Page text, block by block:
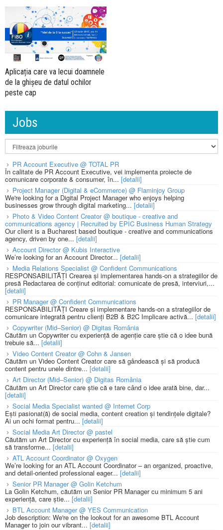
Aplicația care va lecui doamnele
de la ghișeu de datul ochilor
peste cap
Jobs
PR Account Executive @ TOTAL PR
În calitate de PR Account Executive, vei implementa proiecte de
comunicare corporate & consumer, în... [detalii]
Project Manager (Digital & eCommerce) @ Flaminjoy Group
We're looking for a Digital Project Manager who enjoys helping
businesses grow through digital marketing... [detalii]
Photo & Video Content Creator @ boutique - creative and
communications agency | Recruited by EPIC Business Human Strategy
Our client is a Bucharest based boutique - creative and communications
agency, driven by one... [detalii]
Account Director @ Kubis Interactive
We’re looking for an Account Director... [detalii]
Media Relations Specialist @ Confident Communications
RESPONSABILITĂȚI Crearea și implementarea hands-on a strategiilor de
presă Redactarea de conținut editorial: comunicate de presă, interviuri,...
[detalii]
PR Manager @ Confident Communications
RESPONSABILITĂȚI Creare și implementare hands-on a strategiilor de
comunicare integrată pentru clienți B2B & B2C Implicare activă... [detalii]
Copywriter (Mid–Senior) @ Digitas România
Căutăm un Copywriter cu experiență de agenție care știe că o idee bună
trebuie să... [detalii]
Video Content Creator @ Cohn & Jansen
Căutăm un Video Content Creator care să gândească și să producă
content pentru unele dintre... [detalii]
Art Director (Mid–Senior) @ Digitas România
Căutăm un Art Director care știe că e tare când o idee arată bine, dar...
[detalii]
Social Media Specialist wanted @ Internet Corp
Ești pasionat(ă) de social media, content creation și tendințele digitale?
Ai un ochi format pentru... [detalii]
Social Media Art Director @ pastel
Căutăm un Art Director cu experiență în social media, care să știe cum
să transforme... [detalii]
ATL Account Coordinator @ Oxygen
We’re looking for an ATL Account Coordinator – an organized, proactive,
and detail-oriented professional eager... [detalii]
Senior PR Manager @ Golin Ketchum
La Golin Ketchum, căutăm un Senior PR Manager cu minimum 5 ani
experiență, care știe... [detalii]
BTL Account Manager @ YES Communication
Job description: We're on the lookout for an awesome BTL Account
Manager to join our vibrant... [detalii]